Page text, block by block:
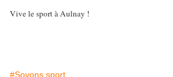
Vive le sport à Aulnay !
#Soyons sport.